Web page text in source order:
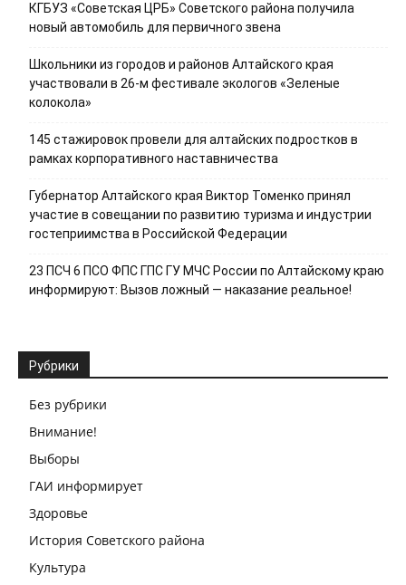
КГБУЗ «Советская ЦРБ» Советского района получила
новый автомобиль для первичного звена
Школьники из городов и районов Алтайского края
участвовали в 26-м фестивале экологов «Зеленые
колокола»
145 стажировок провели для алтайских подростков в
рамках корпоративного наставничества
Губернатор Алтайского края Виктор Томенко принял
участие в совещании по развитию туризма и индустрии
гостеприимства в Российской Федерации
23 ПСЧ 6 ПСО ФПС ГПС ГУ МЧС России по Алтайскому краю
информируют: Вызов ложный — наказание реальное!
Рубрики
Без рубрики
Внимание!
Выборы
ГАИ информирует
Здоровье
История Советского района
Культура